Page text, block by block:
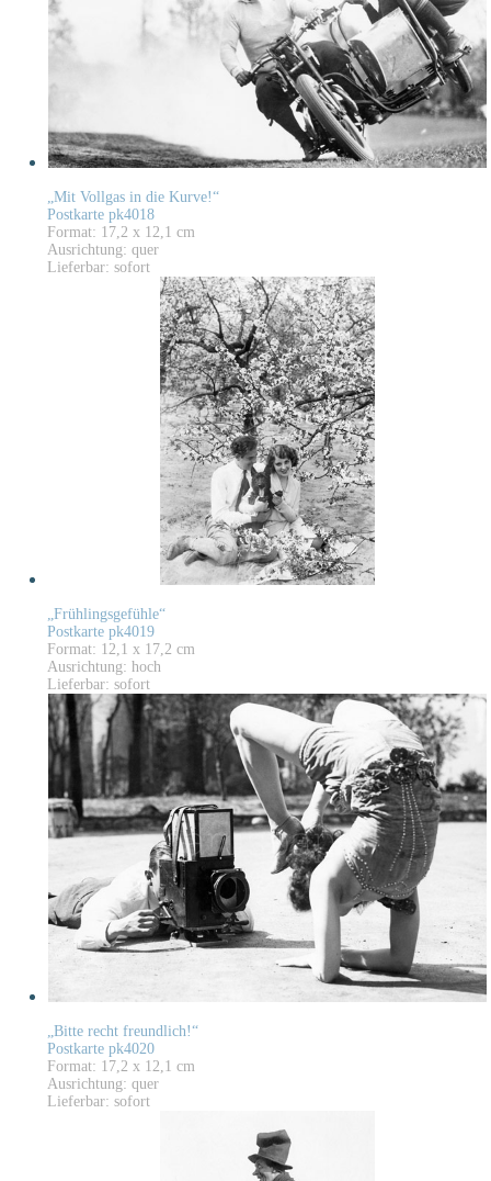
„Mit Vollgas in die Kurve!“
Postkarte pk4018
Format: 17,2 x 12,1 cm
Ausrichtung: quer
Lieferbar: sofort
„Frühlingsgefühle“
Postkarte pk4019
Format: 12,1 x 17,2 cm
Ausrichtung: hoch
Lieferbar: sofort
„Bitte recht freundlich!“
Postkarte pk4020
Format: 17,2 x 12,1 cm
Ausrichtung: quer
Lieferbar: sofort